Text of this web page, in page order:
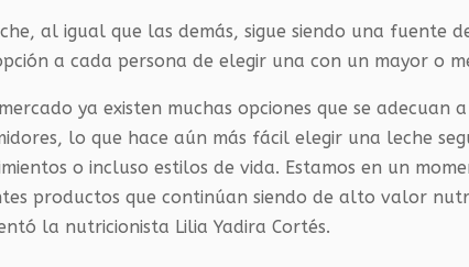
al igual que las demás, sigue siendo una fuente
a cada persona de elegir una con un mayor o
ya existen muchas opciones que se adecuan
lo que hace aún más fácil elegir una leche
o incluso estilos de vida. Estamos en un
productos que continúan siendo de alto valor
la nutricionista Lilia Yadira Cortés.